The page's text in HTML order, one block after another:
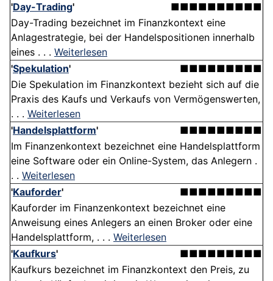
'Day-Trading'
■■■■■■■■■■
Day-Trading bezeichnet im Finanzkontext eine
Anlagestrategie, bei der Handelspositionen innerhalb
eines . . . Weiterlesen
'Spekulation'
■■■■■■■■■
Die Spekulation im Finanzkontext bezieht sich auf die
Praxis des Kaufs und Verkaufs von Vermögenswerten,
. . . Weiterlesen
'Handelsplattform'
■■■■■■■■■
Im Finanzenkontext bezeichnet eine Handelsplattform
eine Software oder ein Online-System, das Anlegern .
. . Weiterlesen
'Kauforder'
■■■■■■■■■
Kauforder im Finanzenkontext bezeichnet eine
Anweisung eines Anlegers an einen Broker oder eine
Handelsplattform, . . . Weiterlesen
'Kaufkurs'
■■■■■■■■■
Kaufkurs bezeichnet im Finanzkontext den Preis, zu